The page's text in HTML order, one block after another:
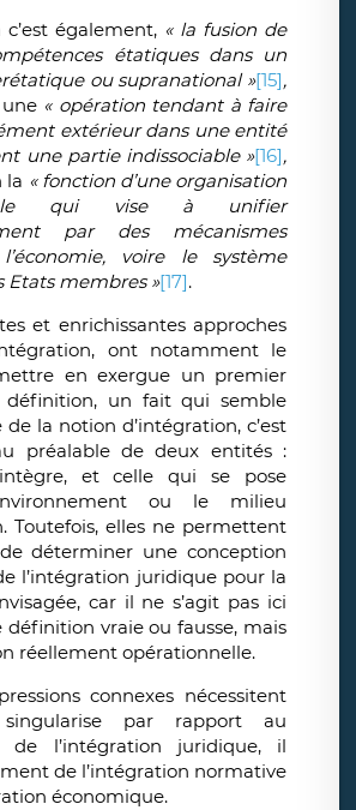
c’est également, « la fusion de
étatiques dans un
ou supranational »[15],
une « opération tendant à faire
extérieur dans une entité
une partie indissociable »[16],
la « fonction d’une organisation
qui vise à unifier
par des mécanismes
voire le système
Etats membres »[17].
et enrichissantes approches
ont notamment le
en exergue un premier
définition, un fait qui semble
de la notion d’intégration, c’est
préalable de deux entités :
et celle qui se pose
ou le milieu
Toutefois, elles ne permettent
déterminer une conception
l’intégration juridique pour la
car il ne s’agit pas ici
définition vraie ou fausse, mais
réellement opérationnelle.
connexes nécessitent
par rapport au
de l’intégration juridique, il
de l’intégration normative
économique.